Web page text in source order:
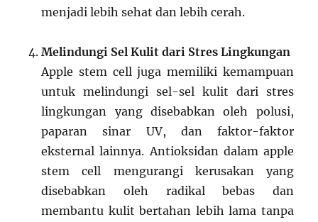
menjadi lebih sehat dan lebih cerah.
Melindungi Sel Kulit dari Stres Lingkungan
Apple stem cell juga memiliki kemampuan
untuk melindungi sel-sel kulit dari stres
lingkungan yang disebabkan oleh polusi,
paparan sinar UV, dan faktor-faktor
eksternal lainnya. Antioksidan dalam apple
stem cell mengurangi kerusakan yang
disebabkan oleh radikal bebas dan
membantu kulit bertahan lebih lama tanpa